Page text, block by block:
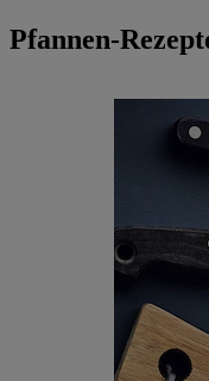
Pfannen-